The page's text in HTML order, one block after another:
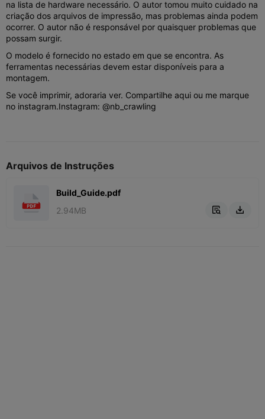
na lista de hardware necessário. O autor tomou muito cuidado na
criação dos arquivos de impressão, mas problemas ainda podem
ocorrer. O autor não é responsável por quaisquer problemas que
possam surgir.
O modelo é fornecido no estado em que se encontra. As
ferramentas necessárias devem estar disponíveis para a
montagem.
Se você imprimir, adoraria ver. Compartilhe aqui ou me marque
no instagram.Instagram: @nb_crawling
Arquivos de Instruções
Build_Guide.pdf
2.94MB
 